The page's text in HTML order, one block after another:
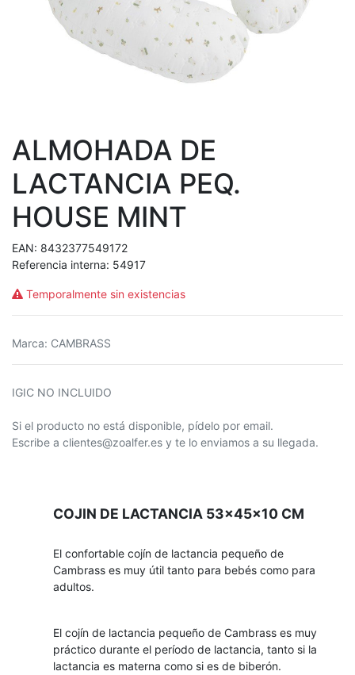
ALMOHADA DE
LACTANCIA PEQ.
HOUSE MINT
EAN: 8432377549172
Referencia interna: 54917
Temporalmente sin existencias
Marca: CAMBRASS
IGIC NO INCLUIDO
Si el producto no está disponible, pídelo por email.
Escribe a clientes@zoalfer.es y te lo enviamos a su llegada.
COJIN DE LACTANCIA 53x45x10 CM
El confortable cojín de lactancia pequeño de
Cambrass es muy útil tanto para bebés como para
adultos.
El cojín de lactancia pequeño de Cambrass es muy
práctico durante el período de lactancia, tanto si la
lactancia es materna como si es de biberón.